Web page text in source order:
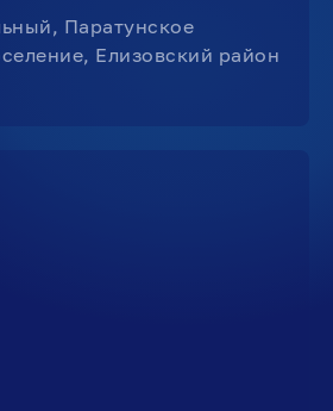
Паратунское
Елизовский район